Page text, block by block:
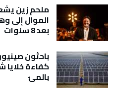
ملحم زين
الموال إلى
بعد 8 سنوات
باحثون
بالمئ